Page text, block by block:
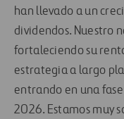
han llevado a un
dividendos. Nuestro
fortaleciendo su
estrategia a largo
entrando en una
2026. Estamos muy